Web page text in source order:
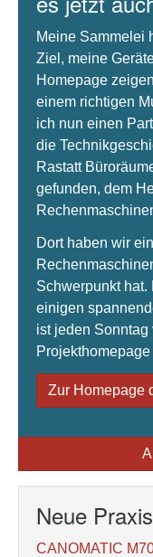
Meine Sammelei
Ziel, meine
Homepage
einem richtigen
ich nun einen
die
Rastatt
gefunden, dem
Dort haben wir
Schwerpunkt
einigen
ist jeden Sonntag
Zur Homepage
Neue
CANOMATIC